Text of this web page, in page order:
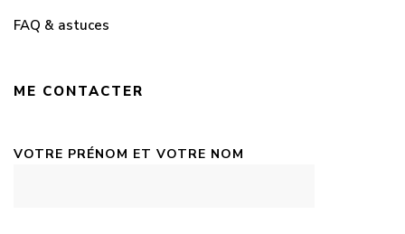
FAQ & astuces
ME CONTACTER
VOTRE PRÉNOM ET VOTRE NOM